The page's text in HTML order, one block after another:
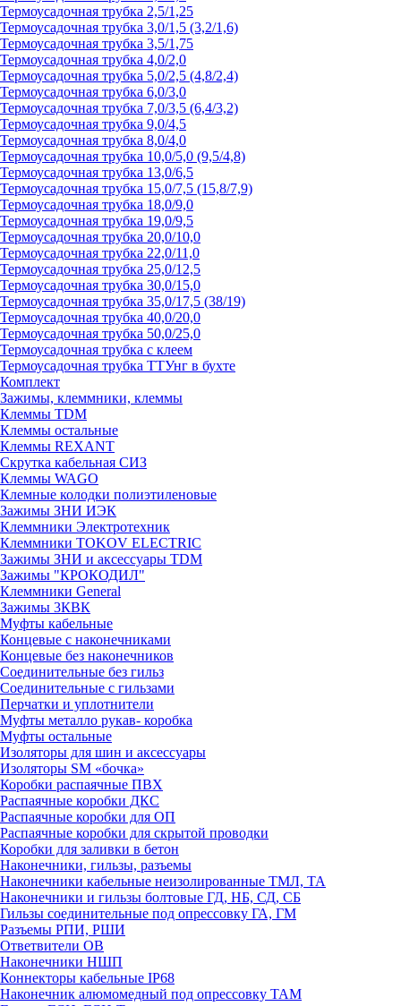
Термоусадочная трубка 2,5/1,25
Термоусадочная трубка 3,0/1,5 (3,2/1,6)
Термоусадочная трубка 3,5/1,75
Термоусадочная трубка 4,0/2,0
Термоусадочная трубка 5,0/2,5 (4,8/2,4)
Термоусадочная трубка 6,0/3,0
Термоусадочная трубка 7,0/3,5 (6,4/3,2)
Термоусадочная трубка 9,0/4,5
Термоусадочная трубка 8,0/4,0
Термоусадочная трубка 10,0/5,0 (9,5/4,8)
Термоусадочная трубка 13,0/6,5
Термоусадочная трубка 15,0/7,5 (15,8/7,9)
Термоусадочная трубка 18,0/9,0
Термоусадочная трубка 19,0/9,5
Термоусадочная трубка 20,0/10,0
Термоусадочная трубка 22,0/11,0
Термоусадочная трубка 25,0/12,5
Термоусадочная трубка 30,0/15,0
Термоусадочная трубка 35,0/17,5 (38/19)
Термоусадочная трубка 40,0/20,0
Термоусадочная трубка 50,0/25,0
Термоусадочная трубка с клеем
Термоусадочная трубка ТТУнг в бухте
Комплект
Зажимы, клеммники, клеммы
Клеммы TDM
Клеммы остальные
Клеммы REXANT
Скрутка кабельная СИЗ
Клеммы WAGO
Клемные колодки полиэтиленовые
Зажимы ЗНИ ИЭК
Клеммники Электротехник
Клеммники TOKOV ELECTRIC
Зажимы ЗНИ и аксессуары TDM
Зажимы "КРОКОДИЛ"
Клеммники General
Зажимы 3КВК
Муфты кабельные
Концевые с наконечниками
Концевые без наконечников
Соединительные без гильз
Соединительные с гильзами
Перчатки и уплотнители
Муфты металло рукав- коробка
Муфты остальные
Изоляторы для шин и аксессуары
Изоляторы SM «бочка»
Коробки распаячные ПВХ
Распаячные коробки ДКС
Распаячные коробки для ОП
Распаячные коробки для скрытой проводки
Коробки для заливки в бетон
Наконечники, гильзы, разъемы
Наконечники кабельные неизолированные ТМЛ, ТА
Наконечники и гильзы болтовые ГД, НБ, СД, СБ
Гильзы соединительные под опрессовку ГА, ГМ
Разъемы РПИ, РШИ
Ответвители ОВ
Наконечники НШП
Коннекторы кабельные IP68
Наконечник алюмомедный под опрессовку ТАМ